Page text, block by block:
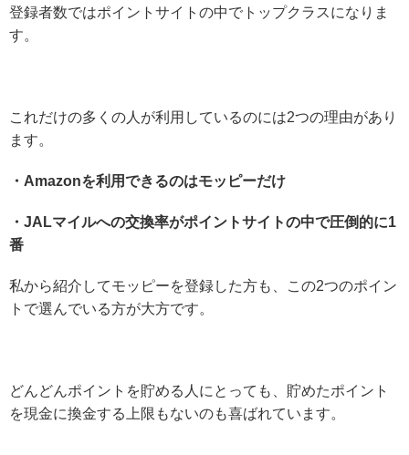
登録者数ではポイントサイトの中でトップクラスになりま
す。
これだけの多くの人が利用しているのには2つの理由があり
ます。
・Amazonを利用できるのはモッピーだけ
・JALマイルへの交換率がポイントサイトの中で圧倒的に1
番
私から紹介してモッピーを登録した方も、この2つのポイン
トで選んでいる方が大方です。
どんどんポイントを貯める人にとっても、貯めたポイント
を現金に換金する上限もないのも喜ばれています。